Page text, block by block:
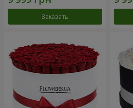
Заказать